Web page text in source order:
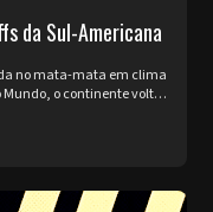
da Sul-Americana
no mata-mata em clima
Mundo, o continente volta
Quatro rep...